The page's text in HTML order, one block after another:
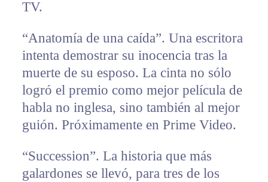
TV.
“Anatomía de una caída”. Una escritora
intenta demostrar su inocencia tras la
muerte de su esposo. La cinta no sólo
logró el premio como mejor película de
habla no inglesa, sino también al mejor
guión. Próximamente en Prime Video.
“Succession”. La historia que más
galardones se llevó, para tres de los